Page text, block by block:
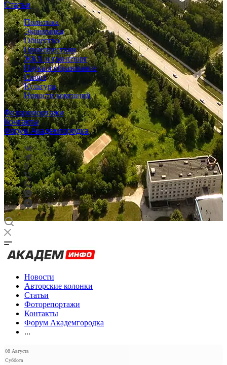
Статьи
Политика
Экономика
Общество
Происшествия
ЖКХ и транспорт
Наука и образование
Спорт
Культура
Новости компаний
Фоторепортажи
Контакты
Форум Академгородка
Новости
Авторские колонки
Статьи
Фоторепортажи
Контакты
Форум Академгородка
...
08 Августа
Суббота